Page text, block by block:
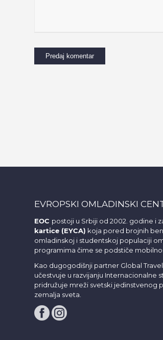
EVROPSKI OMLADINSKI
EOC postoji u Srbiji od 2002. godine i
kartice (EYCA) koja pored brojnih
omladinskoj i studentskoj populaciji
programima čime se podstiče
Kao dugogodišnji partner Global
učestvuje u razvijanju Internacionalne
pridružuje mreži svetski jedinstvenog
zemalja sveta.